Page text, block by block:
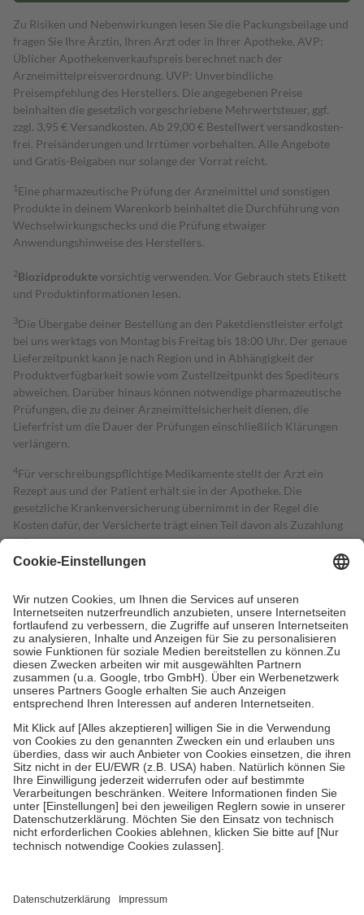
Zu Risiken und Nebenwirkungen lesen Sie die Packungsbeilage und
fragen Sie Ihre Ärztin, Ihren Arzt oder in Ihrer Apotheke. AVP:
Üblicher Apothekenverkaufspreis berechnet nach der
Arzneimittelpreisverordnung. UVP: Unverbindliche
Preisempfehlung des Herstellers. Die angegebenen Preise
beinhalten die gesetzlich vorgeschriebene Mehrwertsteuer, ggf.
zzgl. 3,95 € Versandkosten. Ab 29,00 € Bestell­wert versand­kosten­
frei. Preisänderungen und Irrtümer vorbehalten. Alle Angebote
und Gratis-Beigaben nur solange der Vorrat reicht.
1 Eine pharmazeutische Prüfung der Arzneimittel und sonstigen
Produkte in deinem Warenkorb beinhaltet die Durchführung von
Wechselwirkungschecks und die Prüfung etwaiger
Anwendungshinweise des Herstellers.
2Biozidproduktevorsichtig verwenden. Vor Gebrauch stets Etikett
und Produktinformationen lesen.
3Die Übergabe deiner Bestellung an den Paketdienstleister erfolgt
bei uns werktags von Montag bis Freitag bis 18:00 Uhr. Der genaue
Lieferzeitpunkt kann je nach Region und in Abhängigkeit der
Produktverfügbarkeit sowie vom Zustellzeitpunkt des Spediteurs
abweichen. Darüber hinaus können notwendige pharmazeutische
Prüfungen, die zu deiner Arzneimittelsicherheit dienen, die
Lieferfrist um die Dauer der Prüfungen einschließlich Klärungen
verlängern.
4Für verschreibungspflichtige Medikamente stellt der Arzt ein
Rezept aus und der Patient erhält sie in der Apotheke. Die
gesetzliche Krankenversicherung übernimmt in der Regel die
Kosten dafür, der Versicherte trägt einen Teil davon als Zuzahlung
mit.
Grundsätzlich leisten Mitglieder Zuzahlungen in Höhe von zehn
höchstens zehn Euro.
Es sind jedoch nie mehr als die tatsächlichen
Kosten der Leistung zu entrichten.
Diese Regeln gelten grundsätzlich auch für Online-Apotheken.
Bei Heilmitteln und häuslicher Krankenpflege beträgt die
Zuzahlung zehn Prozent der Kosten sowie zehn Euro je
Verordnung.
Um das Engagement der Versicherten für ihre eigene Gesundheit zu
stärken und die besondere Stellung der Familie zu unterstützen,
fallenkeine Zuzahlungenan bei:
• Kindern und Jugendlichen bis zum vollendeten 18. Lebensjahr
mit Ausnahme der Fahrkosten
• Untersuchungen zur Vorsorge und Früherkennung, die von der
GKV getragen werden
• empfohlenen Schutzimpfungen
• Harn- und Blutteststreifen
getroffen, um sicherzustellen, dass es sich um echte Bewertungen